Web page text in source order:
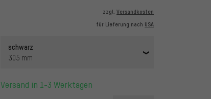
zzgl. Versandkosten
für Lieferung nach USA
schwarz
305 mm
Versand in 1-3 Werktagen